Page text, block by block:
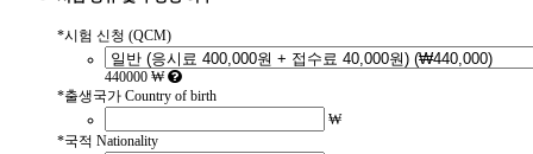
*시험 신청 (QCM)
440000 ₩
*출생국가 Country of birth
₩
*국적 Nationality